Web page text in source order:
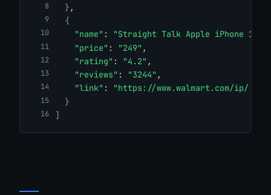
} ,
{
"name" :
"Straight Talk Apple iPhone 11,
"price" : "249" ,
"rating" : "4.2" ,
"reviews" : "3244" ,
"link" :
"https://www.walmart.com/ip/..."
}
]